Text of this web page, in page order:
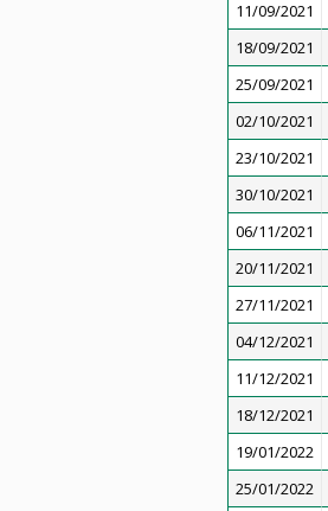
11/09/2021
18/09/2021
25/09/2021
02/10/2021
23/10/2021
30/10/2021
06/11/2021
20/11/2021
27/11/2021
04/12/2021
11/12/2021
18/12/2021
19/01/2022
25/01/2022